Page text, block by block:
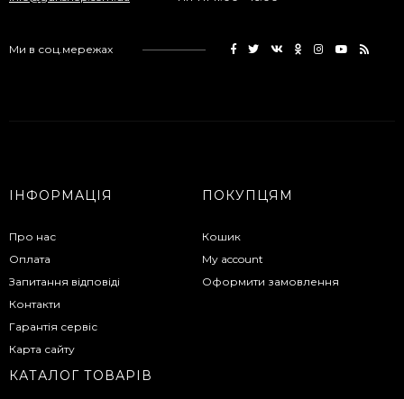
Ми в соц.мережах
ІНФОРМАЦІЯ
Про нас
Оплата
Запитання відповіді
Контакти
Гарантія сервіс
Карта сайту
ПОКУПЦЯМ
Кошик
My account
Оформити замовлення
КАТАЛОГ ТОВАРІВ